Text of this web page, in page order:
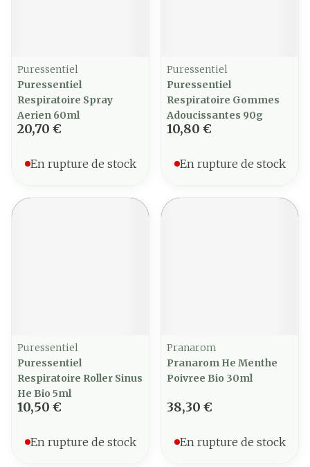
Puressentiel
Puressentiel
Respiratoire Spray
Aerien 60ml
20,70 €
En rupture de stock
Puressentiel
Puressentiel
Respiratoire Gommes
Adoucissantes 90g
10,80 €
En rupture de stock
Puressentiel
Puressentiel
Respiratoire Roller Sinus
He Bio 5ml
10,50 €
En rupture de stock
Pranarom
Pranarom He Menthe
Poivree Bio 30ml
38,30 €
En rupture de stock